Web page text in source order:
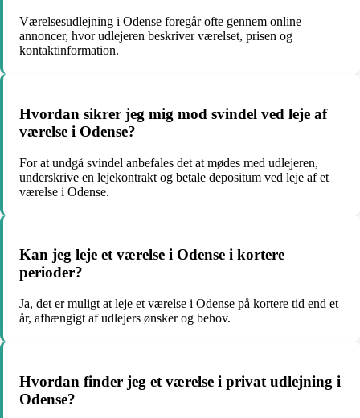
Værelsesudlejning i Odense foregår ofte gennem online
annoncer, hvor udlejeren beskriver værelset, prisen og
kontaktinformation.
Hvordan sikrer jeg mig mod svindel ved leje af
værelse i Odense?
For at undgå svindel anbefales det at mødes med udlejeren,
underskrive en lejekontrakt og betale depositum ved leje af et
værelse i Odense.
Kan jeg leje et værelse i Odense i kortere
perioder?
Ja, det er muligt at leje et værelse i Odense på kortere tid end et
år, afhængigt af udlejers ønsker og behov.
Hvordan finder jeg et værelse i privat udlejning i
Odense?